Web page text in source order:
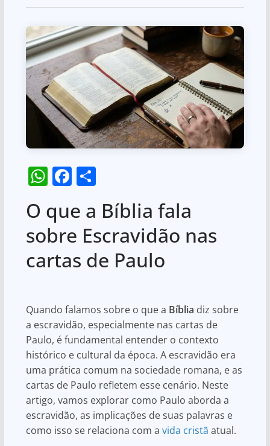
W
h
at
s
A
p
F
a
c
e
b
o
k
S
ar
e
O que a Bíblia fala
sobre Escravidão nas
cartas de Paulo
Quando falamos sobre o que a Bíblia diz sobre
a escravidão, especialmente nas cartas de
Paulo, é fundamental entender o contexto
histórico e cultural da época. A escravidão era
uma prática comum na sociedade romana, e as
cartas de Paulo refletem esse cenário. Neste
artigo, vamos explorar como Paulo aborda a
escravidão, as implicações de suas palavras e
como isso se relaciona com a vida cristã atual.